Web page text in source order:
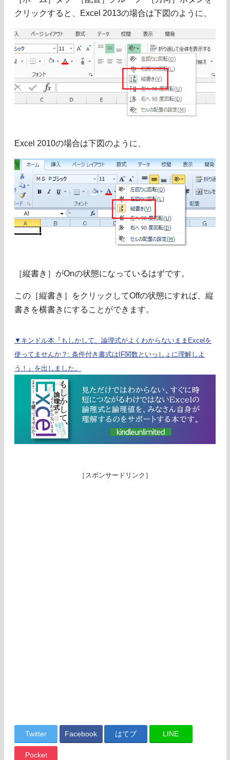
クリックすると、Excel 2013の場合は下図のように、
Excel 2010の場合は下図のように、
［縦書き］がOnの状態になっているはずです。
この［縦書き］をクリックしてOffの状態にすれば、縦
書きを横書きにすることができます。
▼キンドル本『もしかして、論理式がよくわからないままExcelを
使ってませんか？: 条件付き書式はIF関数といっしょに理解しよ
う！』を出しました。
［スポンサードリンク］
Twitter Facebook はてブ LINE
Pocket